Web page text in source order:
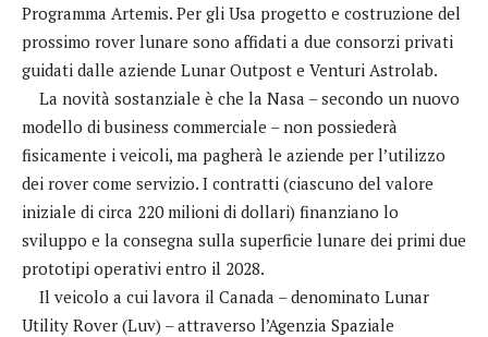
Programma Artemis. Per gli Usa progetto e costruzione del
prossimo rover lunare sono affidati a due consorzi privati
guidati dalle aziende Lunar Outpost e Venturi Astrolab.
La novità sostanziale è che la Nasa – secondo un nuovo
modello di business commerciale – non possiederà
fisicamente i veicoli, ma pagherà le aziende per l’utilizzo
dei rover come servizio. I contratti (ciascuno del valore
iniziale di circa 220 milioni di dollari) finanziano lo
sviluppo e la consegna sulla superficie lunare dei primi due
prototipi operativi entro il 2028.
Il veicolo a cui lavora il Canada – denominato Lunar
Utility Rover (Luv) – attraverso l’Agenzia Spaziale